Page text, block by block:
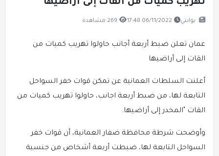
تهريب كميات من القات إلى أراضيها
بوابتي 06/11/2022 17:48 269 مشاهدة
عمان تعلن ضبط أربعة أجانب حاولوا تهريب كميات من
القات إلى أراضيها
أعلنت السلطات العمانية عن تمكن قوات خفر السواحل
التابعة لها، من ضبط أربعة اجانب، حاولوا تهريب كميات من
القات "المخدر إلى أراضيها.
وأوضحت شرطة محافظة ضفار العمانية، أن قوات خفر
السواحل التابعة لها، ضبطت أربعة أشخاص من جنسية